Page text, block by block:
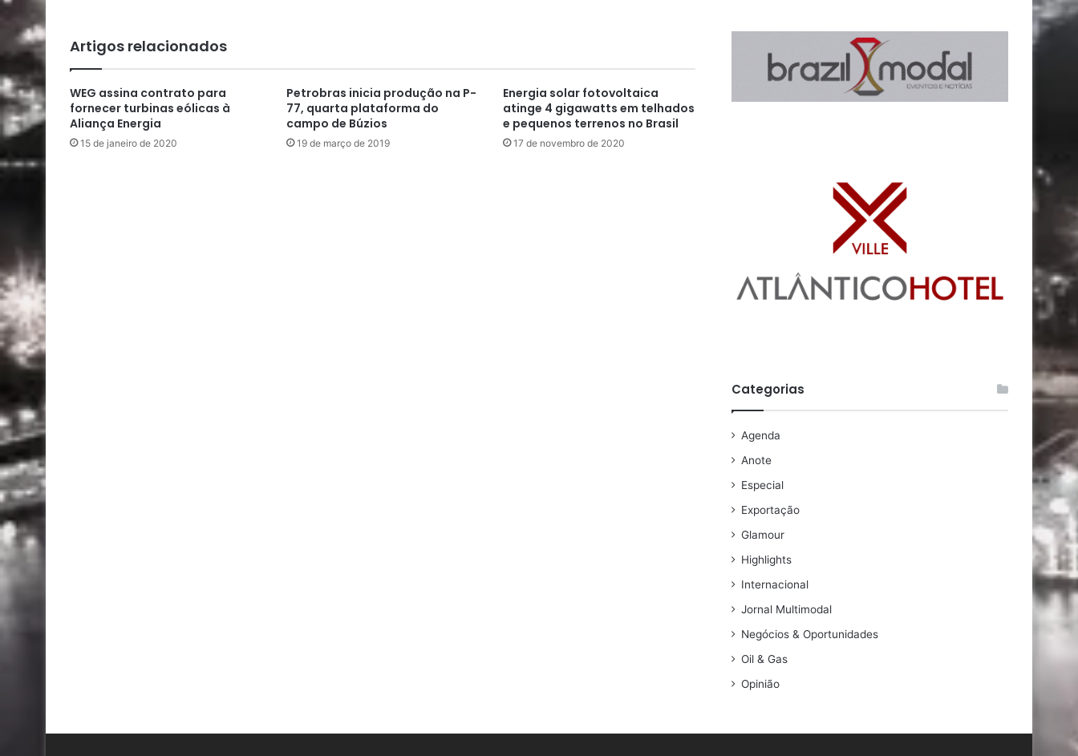
Artigos relacionados
WEG assina contrato para
fornecer turbinas eólicas à
Aliança Energia
15 de janeiro de 2020
Petrobras inicia produção na P-
77, quarta plataforma do
campo de Búzios
19 de março de 2019
Energia solar fotovoltaica
atinge 4 gigawatts em telhados
e pequenos terrenos no Brasil
17 de novembro de 2020
Categorias
Agenda
Anote
Especial
Exportação
Glamour
Highlights
Internacional
Jornal Multimodal
Negócios & Oportunidades
Oil & Gas
Opinião